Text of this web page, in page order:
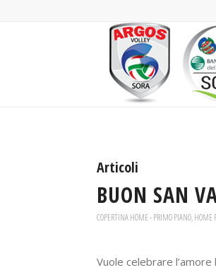
Articoli
BUON SAN
COPERTINA HOME - PRIMO PIANO,HOME
Vuole celebrare